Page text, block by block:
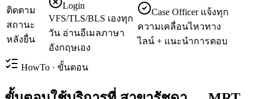
ติดตาม
สถานะ
หลังยื่น
Login
VFS/TLS/BLS เองทุก
วัน อ่านอีเมลภาษา
อังกฤษเอง
Case Officer แจ้งทุก
ความเคลื่อนไหวทาง
ไลน์ + แนะนำการตอบ
HowTo · ขั้นตอน